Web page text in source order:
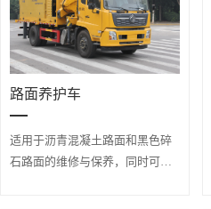
路面养护车
适用于沥青混凝土路面和黑色碎
石路面的维修与保养，同时可为